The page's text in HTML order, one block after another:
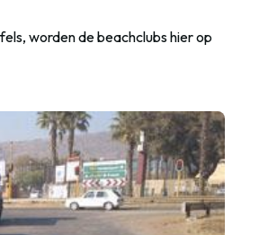
worden de beachclubs hier op